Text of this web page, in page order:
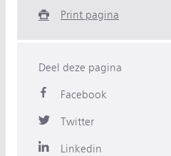
Print pagina
Deel deze pagina
Facebook
Twitter
Linkedin